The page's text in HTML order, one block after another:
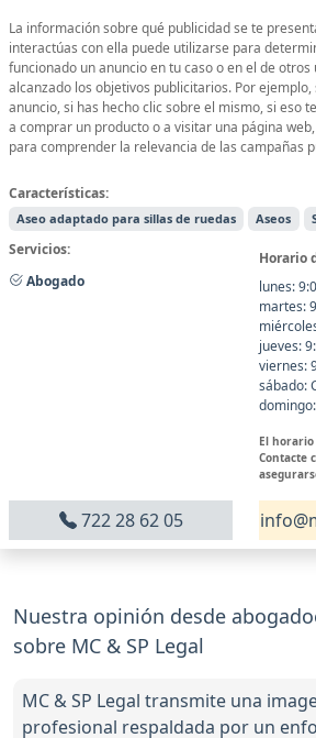
La información sobre qué publicidad se te
interactúas con ella puede utilizarse para
funcionado un anuncio en tu caso o en el de otros
alcanzado los objetivos publicitarios. Por
anuncio, si has hecho clic sobre el mismo, si eso
a comprar un producto o a visitar una página
para comprender la relevancia de las campañas
Características:
Aseo adaptado para sillas de ruedas Aseos
Servicios:
Abogado
Horario
lunes:
martes:
jueves:
viernes:
sábado:
El
Contacte
722 28 62 05
Nuestra opinión desde
sobre MC & SP Legal
MC & SP Legal transmite una
profesional respaldada por un